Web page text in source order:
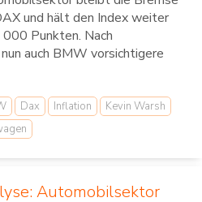
und hält den Index weiter
Punkten. Nach
auch BMW vorsichtigere
Dax Inflation
Kevin Warsh
Automobilsektor